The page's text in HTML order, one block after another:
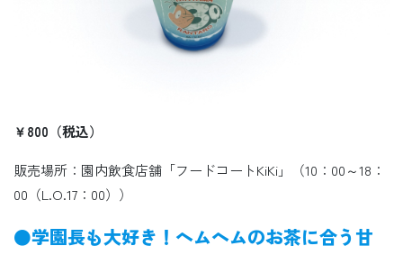
￥800（税込）
販売場所：園内飲食店舗「フードコートKiKi」（10：00～18：
00（L.O.17：00））
●学園長も大好き！ヘムヘムのお茶に合う甘